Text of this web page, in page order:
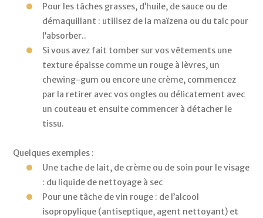
Pour les tâches grasses, d’huile, de sauce ou de
démaquillant : utilisez de la maïzena ou du talc pour
l’absorber..
Si vous avez fait tomber sur vos vêtements une
texture épaisse comme un rouge à lèvres, un
chewing-gum ou encore une crème, commencez
par la retirer avec vos ongles ou délicatement avec
un couteau et ensuite commencer à détacher le
tissu.
Quelques exemples :
Une tache de lait, de crème ou de soin pour le visage
: du liquide de nettoyage à sec
Pour une tâche de vin rouge : de l’alcool
isopropylique (antiseptique, agent nettoyant) et